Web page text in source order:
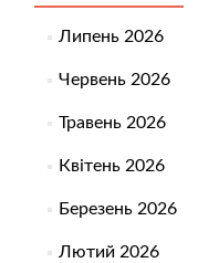
Липень 2026
Червень 2026
Травень 2026
Квітень 2026
Березень 2026
Лютий 2026